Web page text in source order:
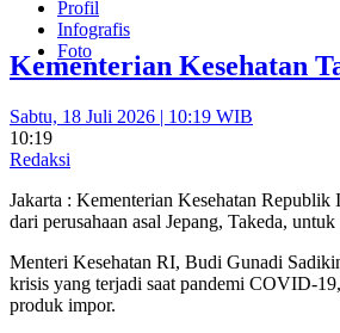
Profil
Infografis
Foto
Kementerian Kesehatan
Sabtu, 18 Juli 2026 | 10:19 WIB
10:19
Redaksi
Jakarta : Kementerian Kesehatan Republik
dari perusahaan asal Jepang, Takeda,
Menteri Kesehatan RI, Budi Gunadi
krisis yang terjadi saat pandemi COVID-
produk impor.